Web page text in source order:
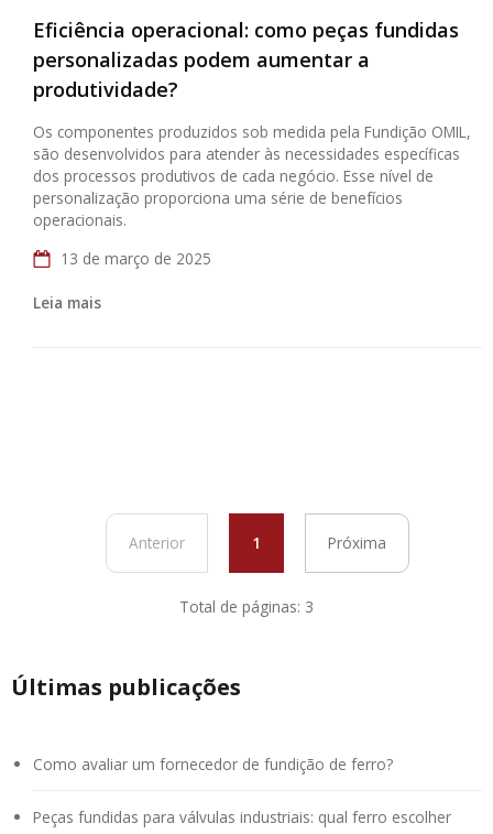
Eficiência operacional: como peças fundidas
personalizadas podem aumentar a
produtividade?
Os componentes produzidos sob medida pela Fundição OMIL,
são desenvolvidos para atender às necessidades específicas
dos processos produtivos de cada negócio. Esse nível de
personalização proporciona uma série de benefícios
operacionais.
13 de março de 2025
Leia mais
Anterior 1 Próxima
Total de páginas: 3
Últimas publicações
Como avaliar um fornecedor de fundição de ferro?
Peças fundidas para válvulas industriais: qual ferro escolher